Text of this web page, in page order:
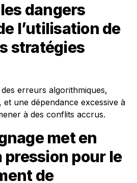
dangers
l’utilisation de
stratégies
erreurs algorithmiques,
et une dépendance excessive à
à des conflits accrus.
met en
pression pour le
de